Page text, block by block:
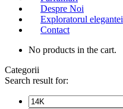
Despre Noi
Exploratorul elegantei
Contact
No products in the cart.
Categorii
Search result for: